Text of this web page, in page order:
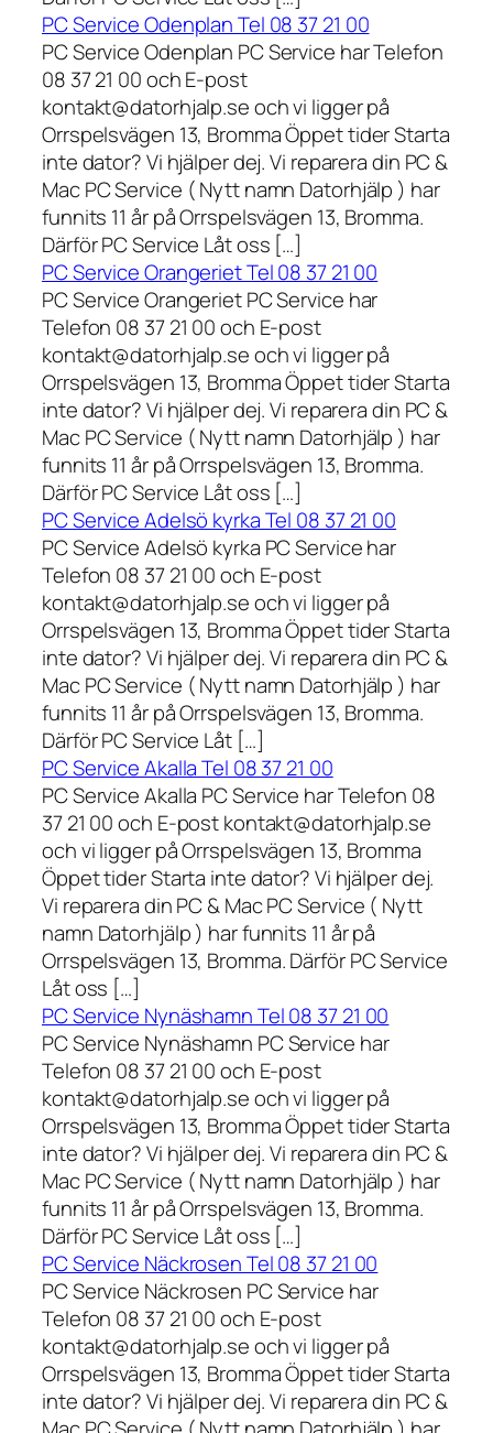
PC Service Odenplan Tel 08 37 21 00
PC Service Odenplan PC Service har Telefon
08 37 21 00 och E-post
kontakt@datorhjalp.se och vi ligger på
Orrspelsvägen 13, Bromma Öppet tider Starta
inte dator? Vi hjälper dej. Vi reparera din PC &
Mac PC Service ( Nytt namn Datorhjälp ) har
funnits 11 år på Orrspelsvägen 13, Bromma.
Därför PC Service Låt oss […]
PC Service Orangeriet Tel 08 37 21 00
PC Service Orangeriet PC Service har
Telefon 08 37 21 00 och E-post
kontakt@datorhjalp.se och vi ligger på
Orrspelsvägen 13, Bromma Öppet tider Starta
inte dator? Vi hjälper dej. Vi reparera din PC &
Mac PC Service ( Nytt namn Datorhjälp ) har
funnits 11 år på Orrspelsvägen 13, Bromma.
Därför PC Service Låt oss […]
PC Service Adelsö kyrka Tel 08 37 21 00
PC Service Adelsö kyrka PC Service har
Telefon 08 37 21 00 och E-post
kontakt@datorhjalp.se och vi ligger på
Orrspelsvägen 13, Bromma Öppet tider Starta
inte dator? Vi hjälper dej. Vi reparera din PC &
Mac PC Service ( Nytt namn Datorhjälp ) har
funnits 11 år på Orrspelsvägen 13, Bromma.
Därför PC Service Låt […]
PC Service Akalla Tel 08 37 21 00
PC Service Akalla PC Service har Telefon 08
37 21 00 och E-post kontakt@datorhjalp.se
och vi ligger på Orrspelsvägen 13, Bromma
Öppet tider Starta inte dator? Vi hjälper dej.
Vi reparera din PC & Mac PC Service ( Nytt
namn Datorhjälp ) har funnits 11 år på
Orrspelsvägen 13, Bromma. Därför PC Service
Låt oss […]
PC Service Nynäshamn Tel 08 37 21 00
PC Service Nynäshamn PC Service har
Telefon 08 37 21 00 och E-post
kontakt@datorhjalp.se och vi ligger på
Orrspelsvägen 13, Bromma Öppet tider Starta
inte dator? Vi hjälper dej. Vi reparera din PC &
Mac PC Service ( Nytt namn Datorhjälp ) har
funnits 11 år på Orrspelsvägen 13, Bromma.
Därför PC Service Låt oss […]
PC Service Näckrosen Tel 08 37 21 00
PC Service Näckrosen PC Service har
Telefon 08 37 21 00 och E-post
kontakt@datorhjalp.se och vi ligger på
Orrspelsvägen 13, Bromma Öppet tider Starta
inte dator? Vi hjälper dej. Vi reparera din PC &